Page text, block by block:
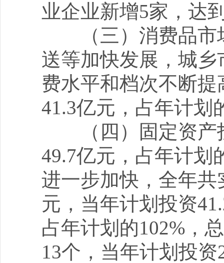
业企业新增5家，达
（三）消费品市
送等加快发展，城
费水平和档次不断
41.3亿元，占年计划
（四）固定资产
49.7亿元，占年计划
进一步加快，全年共
元，当年计划投资
占年计划的102%，
13个，当年计划投